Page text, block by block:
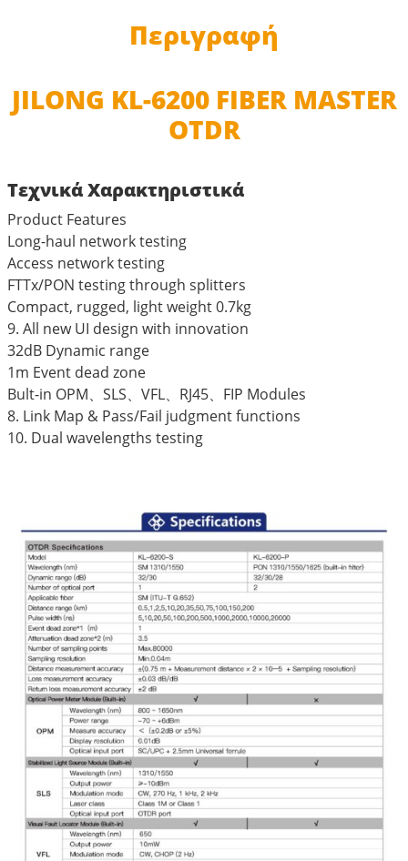
Περιγραφή
JILONG KL-6200 FIBER MASTER
OTDR
Τεχνικά Χαρακτηριστικά
Product Features
Long-haul network testing
Access network testing
FTTx/PON testing through splitters
Compact, rugged, light weight 0.7kg
9. All new UI design with innovation
32dB Dynamic range
1m Event dead zone
Bult-in OPM、SLS、VFL、RJ45、FIP Modules
8. Link Map & Pass/Fail judgment functions
10. Dual wavelengths testing